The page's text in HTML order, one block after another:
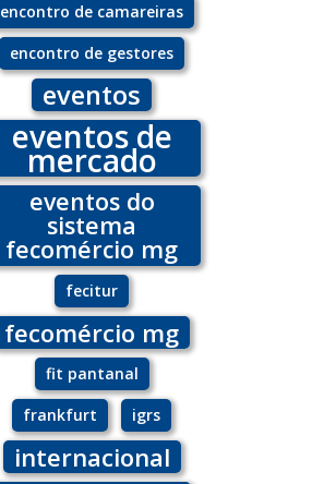
encontro de camareiras
encontro de gestores
eventos
eventos de
mercado
eventos do
sistema
fecomércio mg
fecitur
fecomércio mg
fit pantanal
frankfurt
igrs
internacional